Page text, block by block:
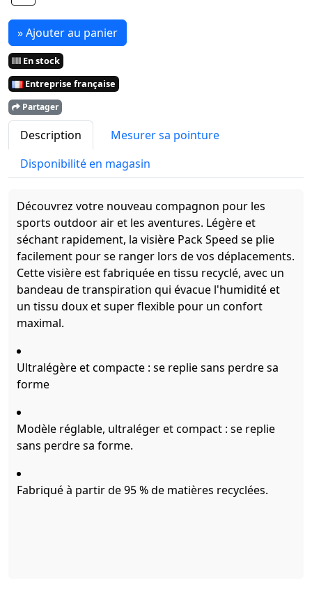
» Ajouter au panier
En stock
Entreprise française
Partager
Description
Mesurer sa pointure
Disponibilité en magasin
Découvrez votre nouveau compagnon pour les
sports outdoor air et les aventures. Légère et
séchant rapidement, la visière Pack Speed se plie
facilement pour se ranger lors de vos déplacements.
Cette visière est fabriquée en tissu recyclé, avec un
bandeau de transpiration qui évacue l'humidité et
un tissu doux et super flexible pour un confort
maximal.
Ultralégère et compacte : se replie sans perdre sa
forme
Modèle réglable, ultraléger et compact : se replie
sans perdre sa forme.
Fabriqué à partir de 95 % de matières recyclées.